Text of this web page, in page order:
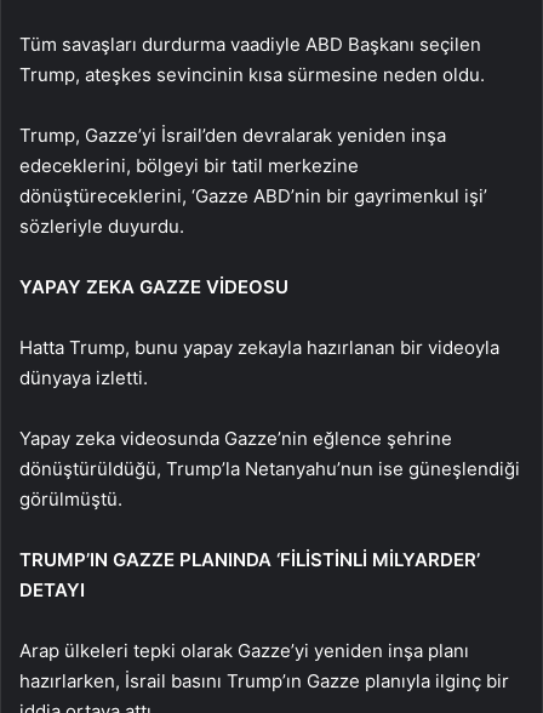
Tüm savaşları durdurma vaadiyle ABD Başkanı seçilen
Trump, ateşkes sevincinin kısa sürmesine neden oldu.
Trump, Gazze’yi İsrail’den devralarak yeniden inşa
edeceklerini, bölgeyi bir tatil merkezine
dönüştüreceklerini, ‘Gazze ABD’nin bir gayrimenkul işi’
sözleriyle duyurdu.
YAPAY ZEKA GAZZE VİDEOSU
Hatta Trump, bunu yapay zekayla hazırlanan bir videoyla
dünyaya izletti.
Yapay zeka videosunda Gazze’nin eğlence şehrine
dönüştürüldüğü, Trump’la Netanyahu’nun ise güneşlendiği
görülmüştü.
TRUMP’IN GAZZE PLANINDA ‘FİLİSTİNLİ MİLYARDER’
DETAYI
Arap ülkeleri tepki olarak Gazze’yi yeniden inşa planı
hazırlarken, İsrail basını Trump’ın Gazze planıyla ilginç bir